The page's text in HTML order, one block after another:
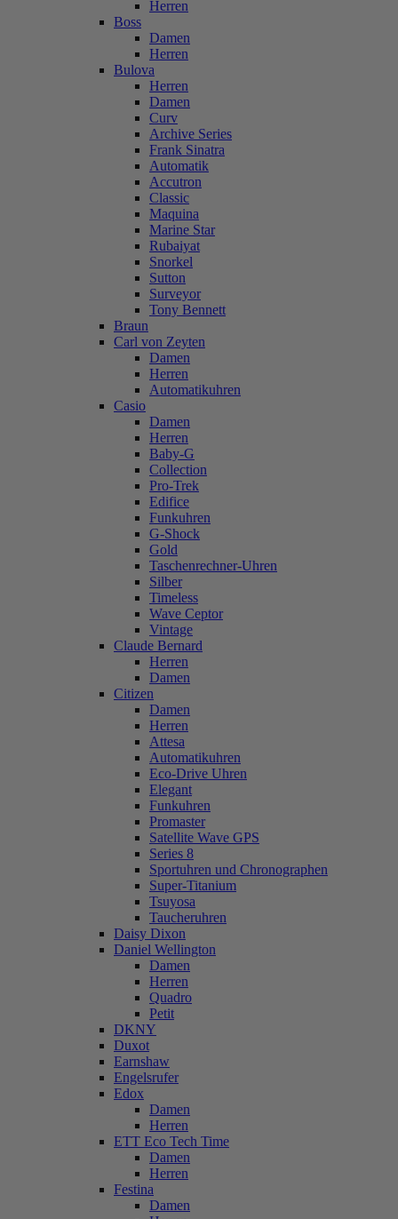
Herren
Boss
Damen
Herren
Bulova
Herren
Damen
Curv
Archive Series
Frank Sinatra
Automatik
Accutron
Classic
Maquina
Marine Star
Rubaiyat
Snorkel
Sutton
Surveyor
Tony Bennett
Braun
Carl von Zeyten
Damen
Herren
Automatikuhren
Casio
Damen
Herren
Baby-G
Collection
Pro-Trek
Edifice
Funkuhren
G-Shock
Gold
Taschenrechner-Uhren
Silber
Timeless
Wave Ceptor
Vintage
Claude Bernard
Herren
Damen
Citizen
Damen
Herren
Attesa
Automatikuhren
Eco-Drive Uhren
Elegant
Funkuhren
Promaster
Satellite Wave GPS
Series 8
Sportuhren und Chronographen
Super-Titanium
Tsuyosa
Taucheruhren
Daisy Dixon
Daniel Wellington
Damen
Herren
Quadro
Petit
DKNY
Duxot
Earnshaw
Engelsrufer
Edox
Damen
Herren
ETT Eco Tech Time
Damen
Herren
Festina
Damen